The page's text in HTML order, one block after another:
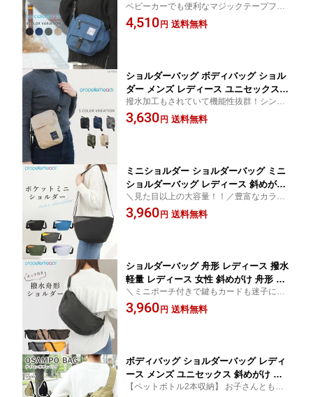
ー付き ペットボトル ポケット ママ 斜
めがけ ブランド OSAMPO 犬 ペット ア
ベビーカーでも便利なマジックテープフッ
ク付き！撥水素材使用のショルダーバッグ
カジュアル 軽量 ワンちゃん OSANPO メー
4,510 円 送料無料
ショルダーバッグ ボディバッグ ショル
ダー メンズ レディース ユニセックス
斜めがけ 大人 おしゃれ ブランド 人気
おすすめ 撥水 撥水加工 プロペラヘッズ
撥水加工もされていて機能性抜群！シンプ
ルなデザインで、お子さんやペットのお散
歩に便利なお散歩バッグ！
3,630 円 送料無料
ミニショルダー ショルダーバッグ ミニ
ショルダーバッグ レディース 斜めがけ
肩掛け ショルダー 大容量 多収納 収納
収納力 使いやすい シンプル かわいい
＼見た目以上の大容量！！／豊富なカラー
バリエーションでA5も長財布も入るポケッ
トミニショルダー
3,960 円 送料無料
ショルダーバッグ 舟形 レディース 撥水
軽量 レディース 女性 斜めがけ 舟形 マ
グネットフラップ 両開きファスナー ミ
ニポーチ付き シンプル ギフト プレゼン
＼ミニポーチ付きで鍵もカードも迷子にな
らない♪／シンプルで使いやすい軽量＆撥水
の万能ショルダー。
3,960 円 送料無料
ボディバッグ ショルダーバッグ レディ
ース メンズ ユニセックス 斜めがけ 軽
量 大容量 おしゃれ 機能性 カジュアル
【ペットボトル2本収納】 お子さんとも、